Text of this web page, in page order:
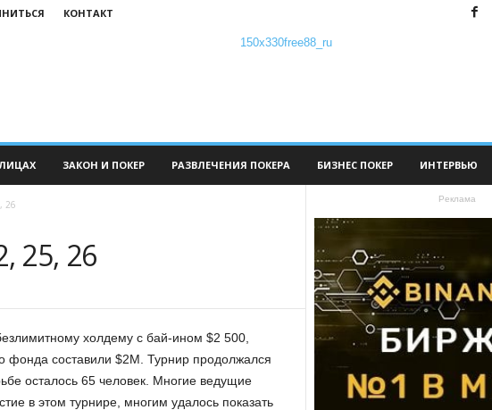
КОНТАКТ
ЗАКОН И ПОКЕР РАЗВЛЕЧЕНИЯ ПОКЕРА БИЗНЕС ПОКЕР ИНТЕРВЬЮ
26
25, 26
холдему с бай-ином $2 500,
фонда составили $2М. Турнир продолжался
осталось 65 человек. Многие ведущие
в этом турнире, многим удалось показать
Реклама